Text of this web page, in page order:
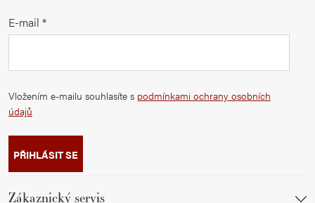
E-mail
Vložením e-mailu souhlasíte s podmínkami ochrany osobních
údajů
PŘIHLÁSIT SE
Zákaznický servis